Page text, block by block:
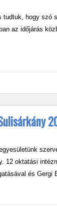
tudtuk, hogy szó
az időjárás
12 oktatási
és Gergi